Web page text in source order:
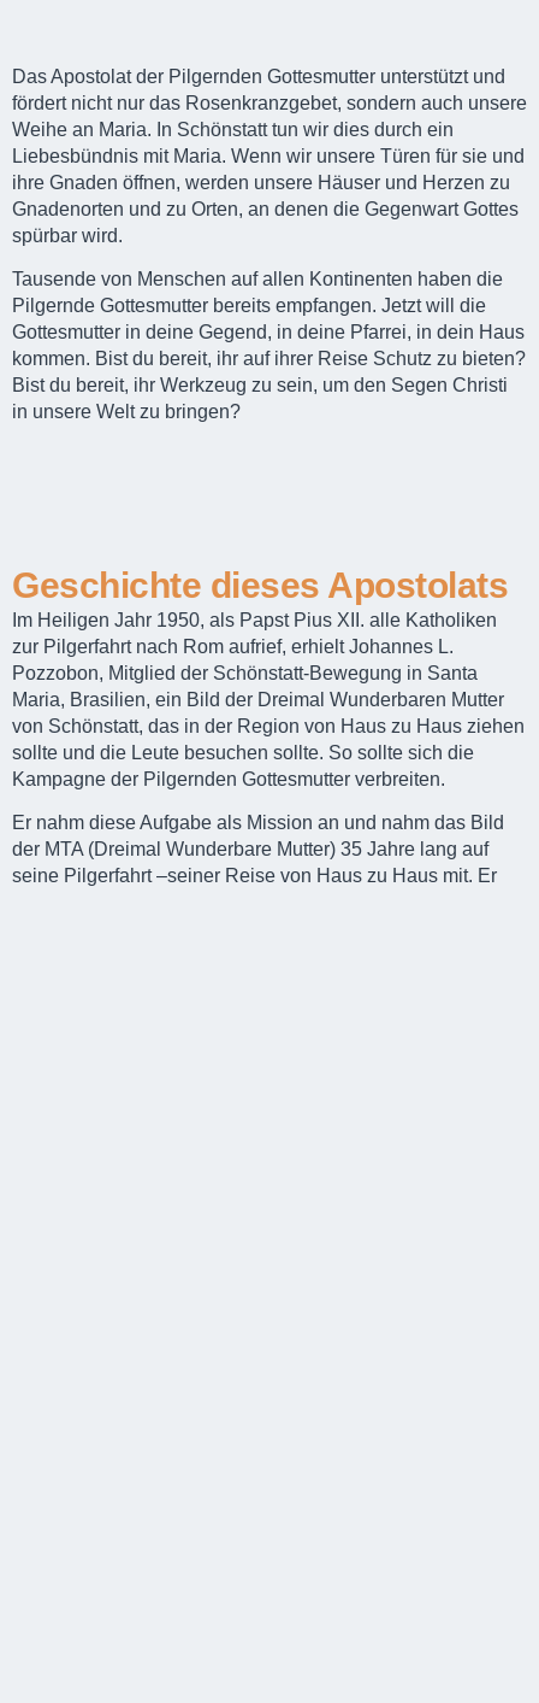
Das Apostolat der Pilgernden Gottesmutter unterstützt und
fördert nicht nur das Rosenkranzgebet, sondern auch unsere
Weihe an Maria. In Schönstatt tun wir dies durch ein
Liebesbündnis mit Maria. Wenn wir unsere Türen für sie und
ihre Gnaden öffnen, werden unsere Häuser und Herzen zu
Gnadenorten und zu Orten, an denen die Gegenwart Gottes
spürbar wird.
Tausende von Menschen auf allen Kontinenten haben die
Pilgernde Gottesmutter bereits empfangen. Jetzt will die
Gottesmutter in deine Gegend, in deine Pfarrei, in dein Haus
kommen. Bist du bereit, ihr auf ihrer Reise Schutz zu bieten?
Bist du bereit, ihr Werkzeug zu sein, um den Segen Christi
in unsere Welt zu bringen?
Geschichte dieses Apostolats
Im Heiligen Jahr 1950, als Papst Pius XII. alle Katholiken
zur Pilgerfahrt nach Rom aufrief, erhielt Johannes L.
Pozzobon, Mitglied der Schönstatt-Bewegung in Santa
Maria, Brasilien, ein Bild der Dreimal Wunderbaren Mutter
von Schönstatt, das in der Region von Haus zu Haus ziehen
sollte und die Leute besuchen sollte. So sollte sich die
Kampagne der Pilgernden Gottesmutter verbreiten.
Er nahm diese Aufgabe als Mission an und nahm das Bild
der MTA (Dreimal Wunderbare Mutter) 35 Jahre lang auf
seine Pilgerfahrt –seiner Reise von Haus zu Haus mit. Er